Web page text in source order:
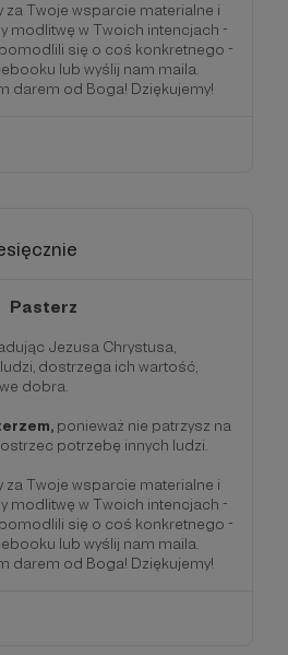
za Twoje wsparcie materialne i
modlitwę w Twoich intencjach -
się o coś konkretnego -
lub wyślij nam maila.
darem od Boga! Dziękujemy!
Pasterz
Jezusa Chrystusa,
dostrzega ich wartość,
dobra.
ponieważ nie patrzysz na
potrzebę innych ludzi.
za Twoje wsparcie materialne i
modlitwę w Twoich intencjach -
się o coś konkretnego -
lub wyślij nam maila.
darem od Boga! Dziękujemy!